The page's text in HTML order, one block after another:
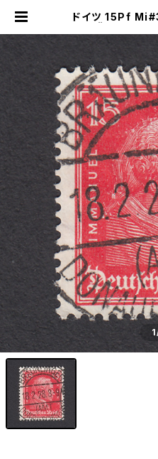
ドイツ 15Pf
ングスタンプの
ng
1